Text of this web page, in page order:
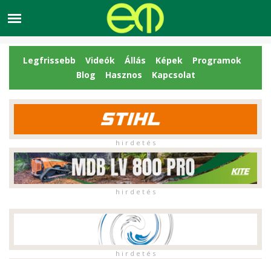
Legfrissebb Videók Állás Képek
Programok
Blog
Hasznos Kapcsolat
h i r d e t é s
h i r d e t é s
h i r d e t é s